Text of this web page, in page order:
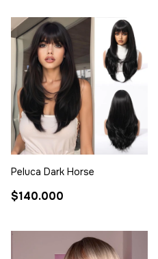
Peluca Dark Horse
$140.000